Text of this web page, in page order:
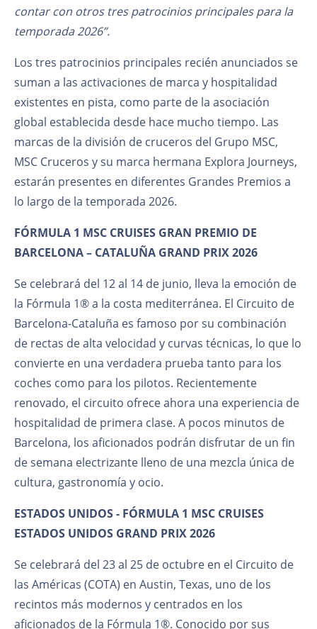
contar con otros tres patrocinios principales para la
temporada 2026”.
Los tres patrocinios principales recién anunciados se
suman a las activaciones de marca y hospitalidad
existentes en pista, como parte de la asociación
global establecida desde hace mucho tiempo. Las
marcas de la división de cruceros del Grupo MSC,
MSC Cruceros y su marca hermana Explora Journeys,
estarán presentes en diferentes Grandes Premios a
lo largo de la temporada 2026.
FÓRMULA 1 MSC CRUISES GRAN PREMIO DE
BARCELONA – CATALUÑA GRAND PRIX 2026
Se celebrará del 12 al 14 de junio, lleva la emoción de
la Fórmula 1® a la costa mediterránea. El Circuito de
Barcelona-Cataluña es famoso por su combinación
de rectas de alta velocidad y curvas técnicas, lo que lo
convierte en una verdadera prueba tanto para los
coches como para los pilotos. Recientemente
renovado, el circuito ofrece ahora una experiencia de
hospitalidad de primera clase. A pocos minutos de
Barcelona, los aficionados podrán disfrutar de un fin
de semana electrizante lleno de una mezcla única de
cultura, gastronomía y ocio.
ESTADOS UNIDOS - FÓRMULA 1 MSC CRUISES
ESTADOS UNIDOS GRAND PRIX 2026
Se celebrará del 23 al 25 de octubre en el Circuito de
las Américas (COTA) en Austin, Texas, uno de los
recintos más modernos y centrados en los
aficionados de la Fórmula 1®. Conocido por sus